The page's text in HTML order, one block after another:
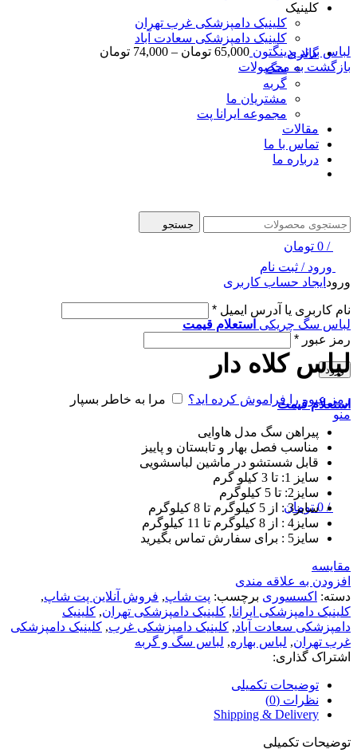
کلینیک
کلینیک دامپزشکی غرب تهران
کلینیک دامپزشکی سعادت آباد
گالری
سگ
گربه
مشتریان ما
مجموعه ایرانا پت
مقالات
تماس با ما
درباره ما
جستجو
/
0 تومان
ورود / ثبت نام
ورود ایجاد حساب کاربری
نام کاربری یا آدرس ایمیل *
رمز عبور *
ورود
رمز عبور را فراموش کرده اید؟
مرا به خاطر بسپار
منو
/
0 تومان
لباس برند پدینگتون 65,000 تومان –
74,000 تومان
بازگشت به محصولات
لباس سگ چریکی استعلام قیمت
لباس کلاه دار
استعلام قیمت
پیراهن سگ مدل هاوایی
مناسب فصل بهار و تابستان و پاییز
قابل شستشو در ماشین لباسشویی
سایز 1: تا 3 کیلو گرم
سایز2: تا 5 کیلوگرم
سایز3 : از 5 کیلوگرم تا 8 کیلوگرم
سایز4 : از 8 کیلوگرم تا 11 کیلوگرم
سایز5 : برای سفارش تماس بگیرید
مقایسه
افزودن به علاقه مندی
دسته: اکسسوری برچسب: پت شاپ, فروش آنلاین پت شاپ,
کلینیک دامپزشکی ایرانا, کلینیک دامپزشکی تهران, کلینیک
دامپزشکی سعادت آباد, کلینیک دامپزشکی غرب, کلینیک دامپزشکی
غرب تهران, لباس بهاره, لباس سگ و گربه
اشتراک گذاری:
توضیحات تکمیلی
نظرات (0)
Shipping & Delivery
توضیحات تکمیلی